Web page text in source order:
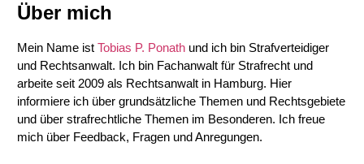
Über mich
Mein Name ist Tobias P. Ponath und ich bin Strafverteidiger
und Rechtsanwalt. Ich bin Fachanwalt für Strafrecht und
arbeite seit 2009 als Rechtsanwalt in Hamburg. Hier
informiere ich über grundsätzliche Themen und Rechtsgebiete
und über strafrechtliche Themen im Besonderen. Ich freue
mich über Feedback, Fragen und Anregungen.